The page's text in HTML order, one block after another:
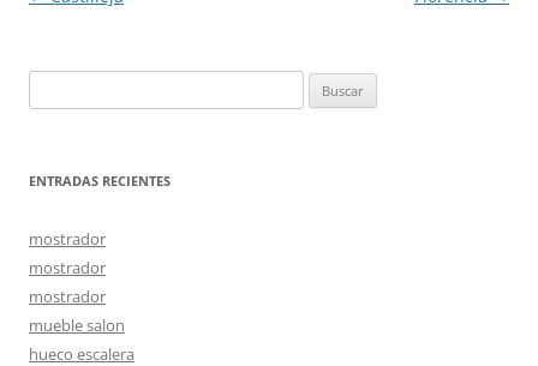
ENTRADAS RECIENTES
mostrador
mostrador
mostrador
mueble salon
hueco escalera